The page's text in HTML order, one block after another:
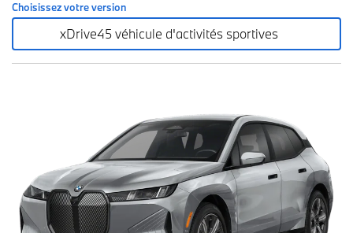
Choisissez votre version
xDrive45 véhicule d'activités sportives